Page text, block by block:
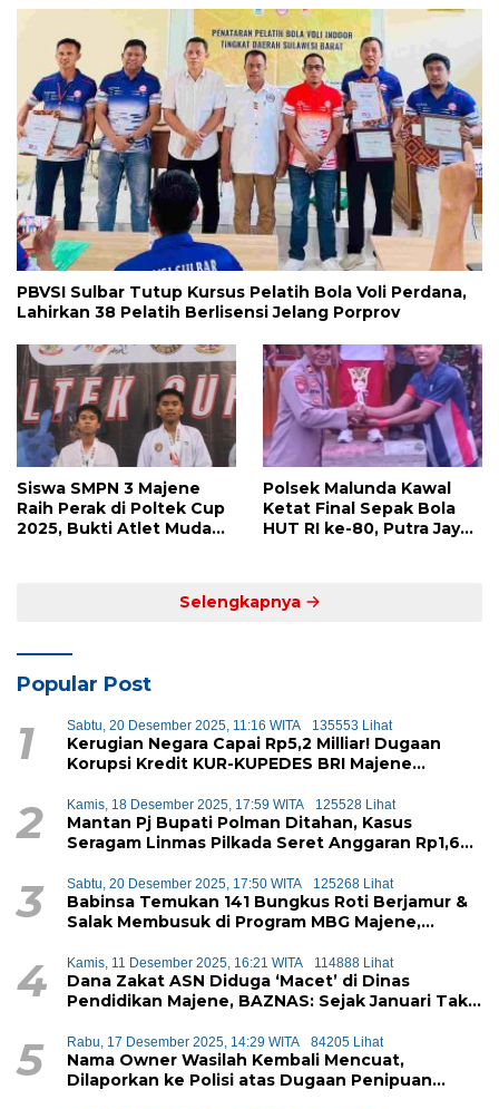
PBVSI Sulbar Tutup Kursus Pelatih Bola Voli Perdana,
Lahirkan 38 Pelatih Berlisensi Jelang Porprov
Siswa SMPN 3 Majene
Raih Perak di Poltek Cup
2025, Bukti Atlet Muda
Polsek Malunda Kawal
Ketat Final Sepak Bola
HUT RI ke-80, Putra Jaya
Selengkapnya
Popular Post
1 Sabtu, 20 Desember 2025, 11:16 WITA 135553 Lihat
Kerugian Negara Capai Rp5,2 Milliar! Dugaan
Korupsi Kredit KUR-KUPEDES BRI Majene
2 Kamis, 18 Desember 2025, 17:59 WITA 125528 Lihat
Mantan Pj Bupati Polman Ditahan, Kasus
Seragam Linmas Pilkada Seret Anggaran Rp1,6
3 Sabtu, 20 Desember 2025, 17:50 WITA 125268 Lihat
Babinsa Temukan 141 Bungkus Roti Berjamur &
Salak Membusuk di Program MBG Majene,
4 Kamis, 11 Desember 2025, 16:21 WITA 114888 Lihat
Dana Zakat ASN Diduga ‘Macet’ di Dinas
Pendidikan Majene, BAZNAS: Sejak Januari Tak
5 Rabu, 17 Desember 2025, 14:29 WITA 84205 Lihat
Nama Owner Wasilah Kembali Mencuat,
Dilaporkan ke Polisi atas Dugaan Penipuan